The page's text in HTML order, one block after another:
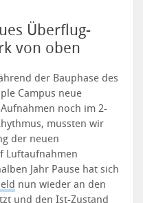
Überflug-
von oben
der Bauphase des
Campus neue
noch im 2-
mussten wir
der neuen
Luftaufnahmen
Jahr Pause hat sich
nun wieder an den
und den Ist-Zustand